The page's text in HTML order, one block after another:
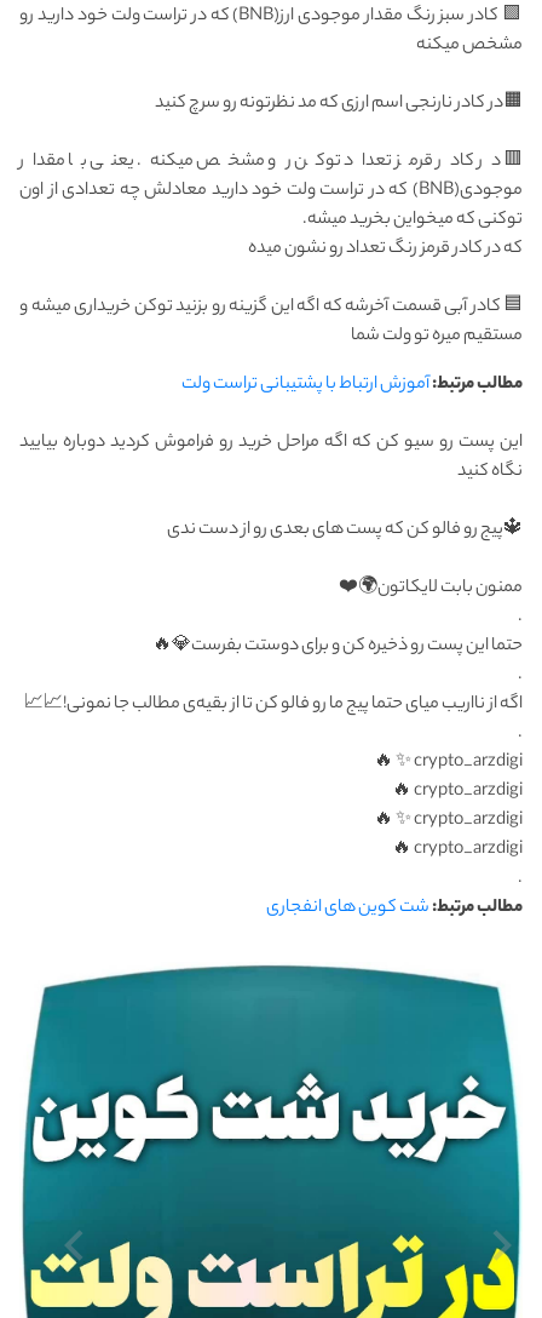
🟩 کادر سبز رنگ مقدار موجودی ارز(BNB) که در تراست ولت خود دارید رو
مشخص میکنه
🟧در کادر نارنجی اسم ارزی که مد نظرتونه رو سرچ کنید
🟥 در کادر قرمز تعداد توکن رو مشخص میکنه. یعنی با مقدار
موجودی(BNB) که در تراست ولت خود دارید معادلش چه تعدادی از اون
توکنی که میخواین بخرید میشه.
که در کادر قرمز رنگ تعداد رو نشون میده
🟦 کادر آبی قسمت آخرشه که اگه این گزینه رو بزنید توکن خریداری میشه و
مستقیم میره تو ولت شما
مطالب مرتبط:آموزش ارتباط با پشتیبانی تراست ولت
این پست رو سیو کن که اگه مراحل خرید رو فراموش کردید دوباره بیایید
نگاه کنید
🔱پیج رو فالو کن که پست های بعدی رو از دست ندی
ممنون بابت لایکاتون🌍❤️
.
حتما این پست رو ذخیره کن و برای دوستت بفرست💎🔥
.
اگه از نااریب میای حتما پیج ما رو فالو کن تا از بقیه‌ی مطالب جا نمونی!📈📈
.
crypto_arzdigi ✨ 🔥
crypto_arzdigi 🔥
crypto_arzdigi ✨ 🔥
crypto_arzdigi 🔥
.
مطالب مرتبط:شت کوین های انفجاری